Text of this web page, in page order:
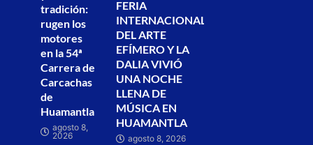
tradición:
rugen los
motores
en la 54ª
Carrera de
Carcachas
de
Huamantla
agosto 8,
2026
FERIA
INTERNACIONAL
DEL ARTE
EFÍMERO Y LA
DALIA VIVIÓ
UNA NOCHE
LLENA DE
MÚSICA EN
HUAMANTLA
agosto 8, 2026